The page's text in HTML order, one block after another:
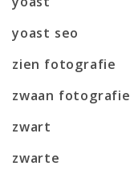
yoast seo
zien fotografie
zwaan fotografie
zwart
zwarte